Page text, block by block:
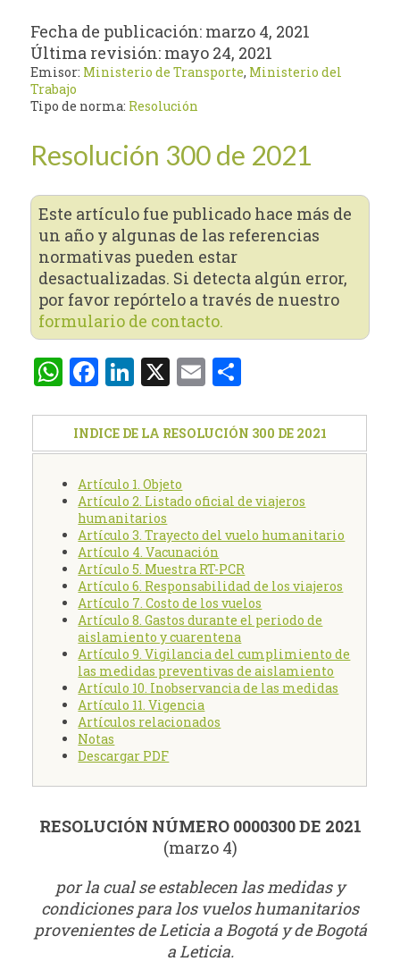
Fecha de publicación: marzo 4, 2021
Última revisión: mayo 24, 2021
Emisor: Ministerio de Transporte, Ministerio del
Trabajo
Tipo de norma: Resolución
Resolución 300 de 2021
Este artículo fue publicado hace más de
un año y algunas de las referencias
normativas pueden estar
desactualizadas. Si detecta algún error,
por favor repórtelo a través de nuestro
formulario de contacto.
WhatsApp
Facebook
LinkedIn
X Email
INDICE DE LA RESOLUCIÓN 300 DE 2021
Artículo 1. Objeto
Artículo 2. Listado oficial de viajeros
humanitarios
Artículo 3. Trayecto del vuelo humanitario
Artículo 4. Vacunación
Artículo 5. Muestra RT-PCR
Artículo 6. Responsabilidad de los viajeros
Artículo 7. Costo de los vuelos
Artículo 8. Gastos durante el periodo de
aislamiento y cuarentena
Artículo 9. Vigilancia del cumplimiento de
las medidas preventivas de aislamiento
Artículo 10. Inobservancia de las medidas
Artículo 11. Vigencia
Artículos relacionados
Notas
Descargar PDF
RESOLUCIÓN NÚMERO 0000300 DE 2021
(marzo 4)
por la cual se establecen las medidas y
condiciones para los vuelos humanitarios
provenientes de Leticia a Bogotá y de Bogotá
a Leticia.